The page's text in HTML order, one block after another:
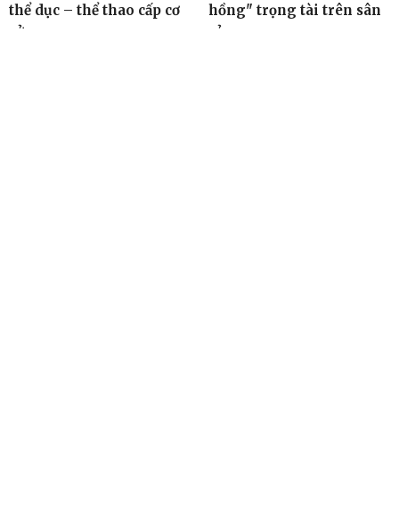
thể dục – thể thao cấp cơ
sở
hồng" trọng tài trên sân
cỏ